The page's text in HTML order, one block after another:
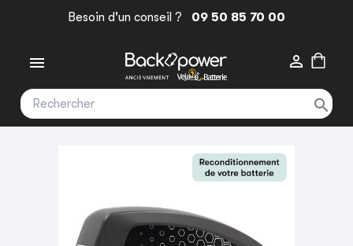
Besoin d'un conseil ? 09 50 85 70 00
 
